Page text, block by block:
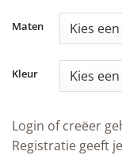
Maten
Kleur
Login of creëer
Registratie geeft